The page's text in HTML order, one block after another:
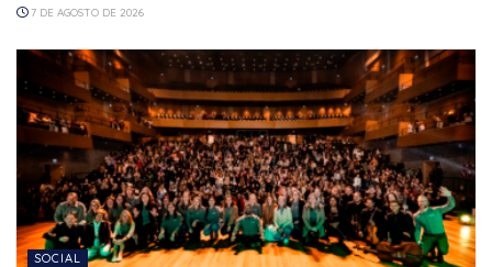
7 DE AGOSTO DE 2026
SOCIAL